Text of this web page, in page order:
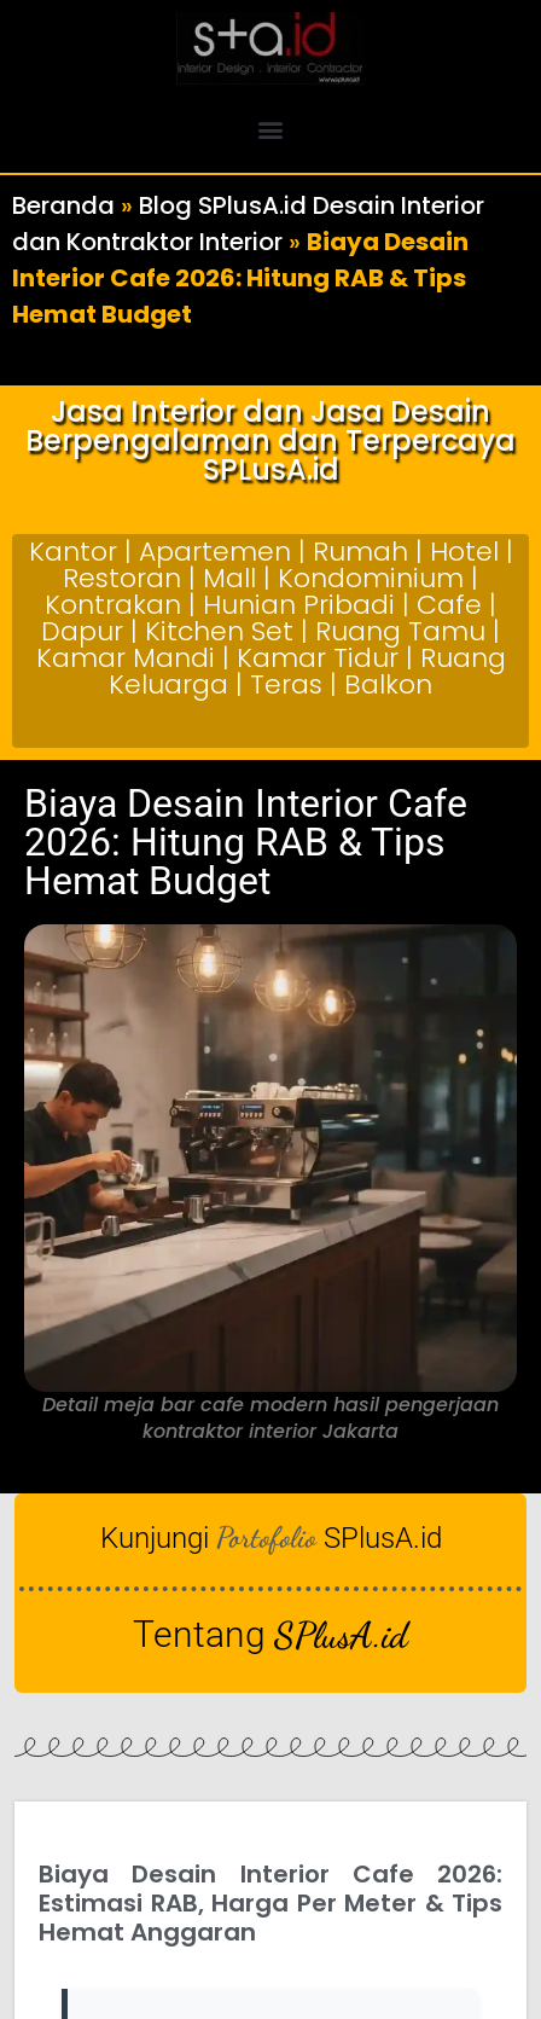
Beranda » Blog SPlusA.id Desain Interior
dan Kontraktor Interior » Biaya Desain
Interior Cafe 2026: Hitung RAB & Tips
Hemat Budget
Jasa Interior dan Jasa Desain
Berpengalaman dan Terpercaya
SPLusA.id
Kantor | Apartemen | Rumah | Hotel |
Restoran | Mall | Kondominium |
Kontrakan | Hunian Pribadi | Cafe |
Dapur | Kitchen Set | Ruang Tamu |
Kamar Mandi | Kamar Tidur | Ruang
Keluarga | Teras | Balkon
Biaya Desain Interior Cafe
2026: Hitung RAB & Tips
Hemat Budget
Detail meja bar cafe modern hasil pengerjaan
kontraktor interior Jakarta
Kunjungi Portofolio SPlusA.id
Tentang SPlusA.id
Biaya Desain Interior Cafe 2026:
Estimasi RAB, Harga Per Meter & Tips
Hemat Anggaran